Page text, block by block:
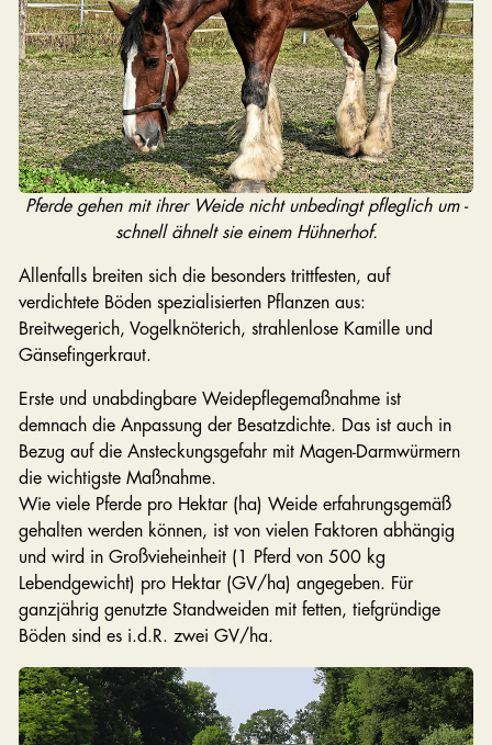
Pferde gehen mit ihrer Weide nicht unbedingt pfleglich um -
schnell ähnelt sie einem Hühnerhof.
Allenfalls breiten sich die besonders trittfesten, auf
verdichtete Böden spezialisierten Pflanzen aus:
Breitwegerich, Vogelknöterich, strahlenlose Kamille und
Gänsefingerkraut.
Erste und unabdingbare Weidepflegemaßnahme ist
demnach die Anpassung der Besatzdichte. Das ist auch in
Bezug auf die Ansteckungsgefahr mit Magen-Darmwürmern
die wichtigste Maßnahme.
Wie viele Pferde pro Hektar (ha) Weide erfahrungsgemäß
gehalten werden können, ist von vielen Faktoren abhängig
und wird in Großvieheinheit (1 Pferd von 500 kg
Lebendgewicht) pro Hektar (GV/ha) angegeben. Für
ganzjährig genutzte Standweiden mit fetten, tiefgründige
Böden sind es i.d.R. zwei GV/ha.